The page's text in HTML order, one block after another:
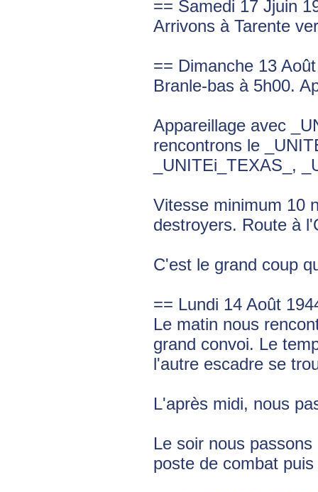
== Samedi 17 Jjuin
Arrivons à Tarente
== Dimanche 13
Branle-bas à 5h00.
Appareillage avec
rencontrons le
_UNITEi_TEXAS_,
Vitesse minimum 10
destroyers. Route à
C'est le grand coup
== Lundi 14 Août
Le matin nous
grand convoi. Le
l'autre escadre se
L'après midi, nous
Le soir nous
poste de combat